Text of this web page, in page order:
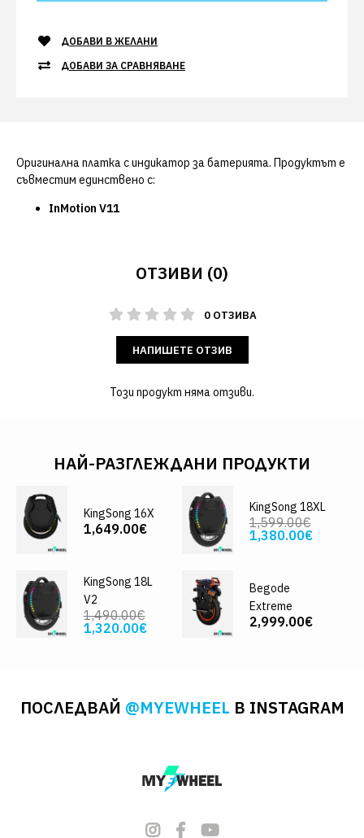
ДОБАВИ В ЖЕЛАНИ
ДОБАВИ ЗА СРАВНЯВАНЕ
Оригинална платка с индикатор за батерията. Продуктът е
съвместим единствено с:
InMotion V11
ОТЗИВИ (0)
0 ОТЗИВА
НАПИШЕТЕ ОТЗИВ
Този продукт няма отзиви.
НАЙ-РАЗГЛЕЖДАНИ ПРОДУКТИ
KingSong 16X
1,649.00€
KingSong 18XL
1,599.00€
1,380.00€
KingSong 18L
V2
1,490.00€
1,320.00€
Begode
Extreme
2,999.00€
ПОСЛЕДВАЙ @MYEWHEEL В INSTAGRAM